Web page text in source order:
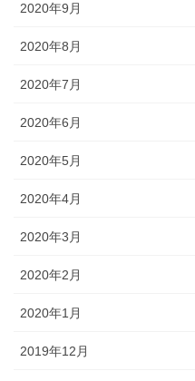
2020年9月
2020年8月
2020年7月
2020年6月
2020年5月
2020年4月
2020年3月
2020年2月
2020年1月
2019年12月